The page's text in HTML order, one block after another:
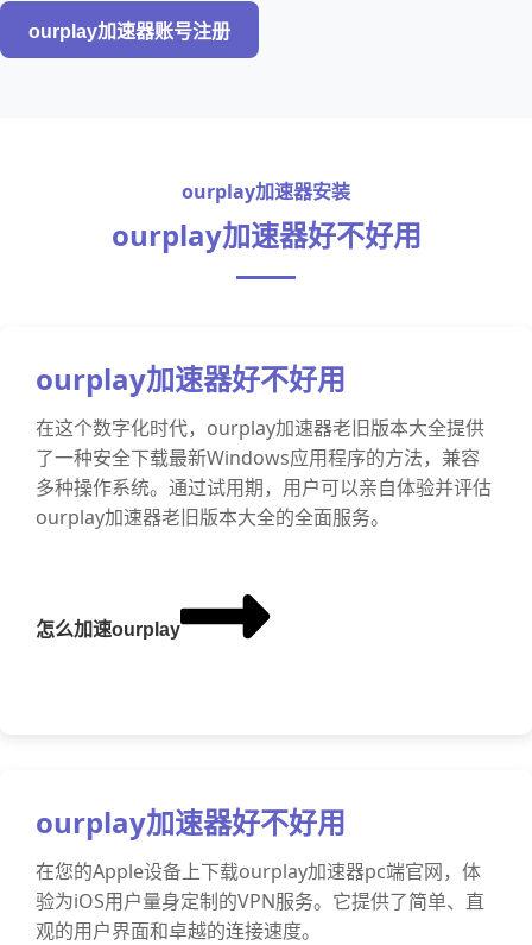
ourplay加速器账号注册
ourplay加速器安装
ourplay加速器好不好用
ourplay加速器好不好用
在这个数字化时代，ourplay加速器老旧版本大全提供
了一种安全下载最新Windows应用程序的方法，兼容
多种操作系统。通过试用期，用户可以亲自体验并评估
ourplay加速器老旧版本大全的全面服务。
怎么加速ourplay
ourplay加速器好不好用
在您的Apple设备上下载ourplay加速器pc端官网，体
验为iOS用户量身定制的VPN服务。它提供了简单、直
观的用户界面和卓越的连接速度。